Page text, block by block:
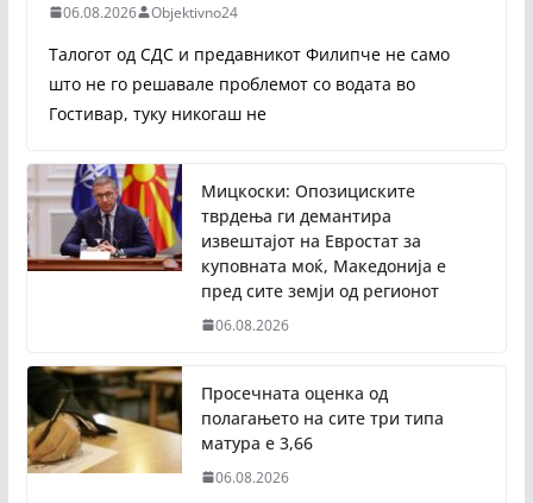
06.08.2026 Objektivno24
Талогот од СДС и предавникот Филипче не само
што не го решавале проблемот со водата во
Гостивар, туку никогаш не
Мицкоски: Опозициските
тврдења ги демантира
извештајот на Евростат за
куповната моќ, Македонија е
пред сите земји од регионот
06.08.2026
Просечната оценка од
полагањето на сите три типа
матура е 3,66
06.08.2026